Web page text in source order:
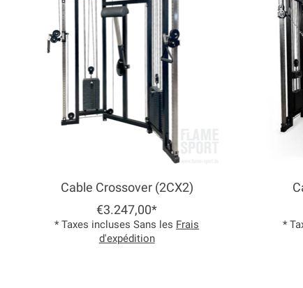
Cable Crossover (2CX2)
€3.247,00*
* Taxes incluses Sans les Frais
d'expédition
*